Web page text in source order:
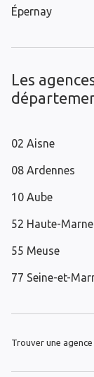
Épernay
Les
02 Aisne
08 Ardennes
10 Aube
52 Haute-Marne
55 Meuse
77 Seine-et-
Trouver une agence